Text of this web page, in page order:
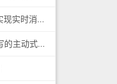
你还在使用 WebSocket 实现实时消息推送吗？
Gatus 介绍：Go 语言编写的主动式健康监控状态页